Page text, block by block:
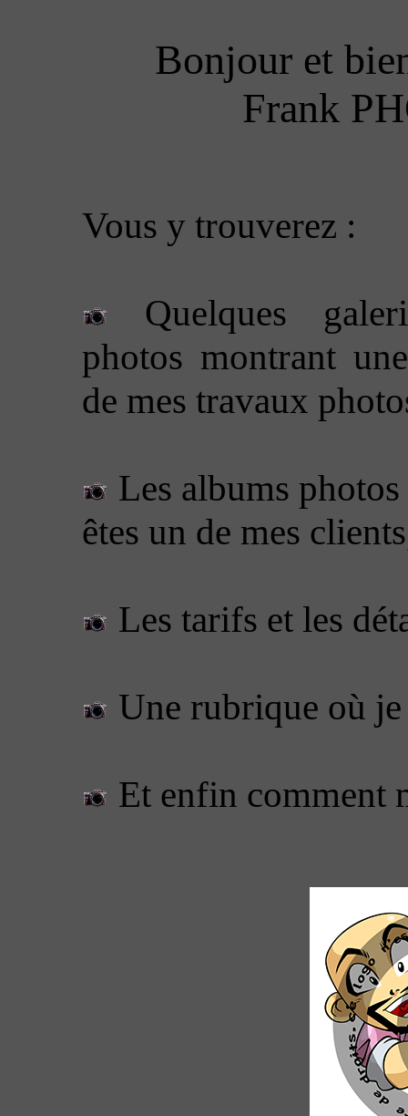
Bonjour et
Frank
Vous y trouverez :
Quelques
photos montrant
de mes travaux
Les albums
êtes un de mes
Les tarifs et les
Une rubrique où je
Et enfin comment